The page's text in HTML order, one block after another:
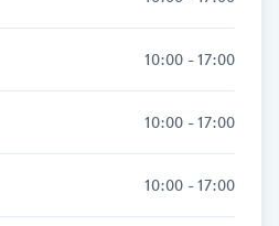
10:00 - 17:00
10:00 - 17:00
10:00 - 17:00